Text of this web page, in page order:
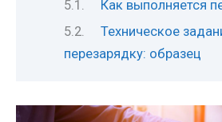
Как выполняется
Техническое
перезарядку: образец